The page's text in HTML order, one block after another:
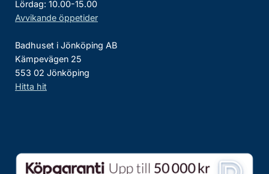
Lördag: 10.00-15.00
Avvikande öppetider
Badhuset i Jönköping AB
Kämpevägen 25
553 02 Jönköping
Hitta hit